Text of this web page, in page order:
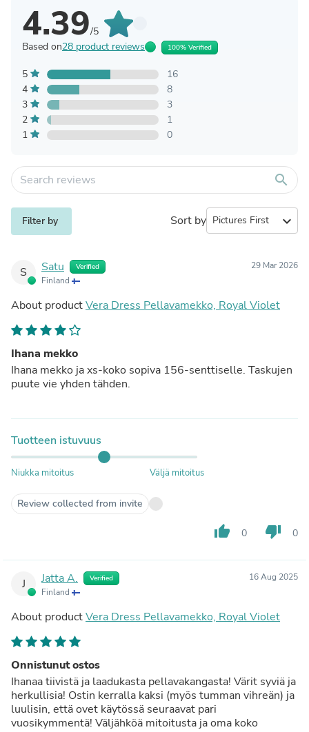
4.39/5
Based on28 product reviews 100% Verified
5
16
4
8
3
3
2
1
1
0
search
Filter by Sort by expand_more
S Satu Verified
Finland
29 Mar 2026
About productVera Dress Pellavamekko, Royal Violet
Ihana mekko
Ihana mekko ja xs-koko sopiva 156-senttiselle. Taskujen
puute vie yhden tähden.
Tuotteen istuvuus
Niukka mitoitus Väljä mitoitus
Review collected from invite
thumb_up 0 thumb_down 0
J Jatta A. Verified
Finland
16 Aug 2025
About productVera Dress Pellavamekko, Royal Violet
Onnistunut ostos
Ihanaa tiivistä ja laadukasta pellavakangasta! Värit syviä ja
herkullisia! Ostin kerralla kaksi (myös tumman vihreän) ja
luulisin, että ovet käytössä seuraavat pari
vuosikymmentä! Väljähköä mitoitusta ja oma koko